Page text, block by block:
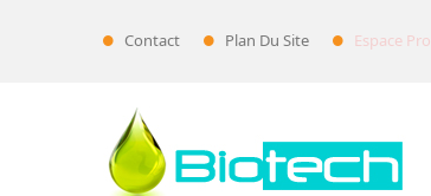
Contact Plan Du Site Espace Pro